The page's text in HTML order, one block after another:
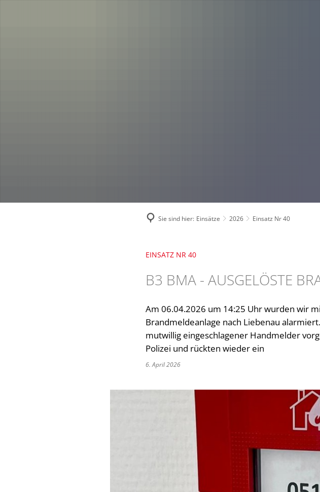
Einsätze
2026
2025
2024
2023
2022
2021
Aktuelles Über uns
Führung und
Fachgebiete und
Mannschaft
Sie sind hier: Einsätze 2026 Einsatz Nr 40
EINSATZ NR 40
B3 BMA - AUSGELÖSTE
Am 06.04.2026 um 14:25 Uhr wurden wir
Brandmeldeanlage nach Liebenau
mutwillig eingeschlagener Handmelder
Polizei und rückten wieder ein
6. April 2026